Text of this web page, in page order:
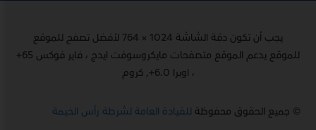
يجب أن تكون دقة الشاشة 1024 × 764 لأفضل تصفح للموقع
للموقع يدعم الموقع متصفحات مايكروسوفت ايدج ، فاير فوكس 65+
، اوبرا 6.0+, كروم
© جميع الحقوق محفوظةللقيادة العامة لشرطة رأس الخيمة